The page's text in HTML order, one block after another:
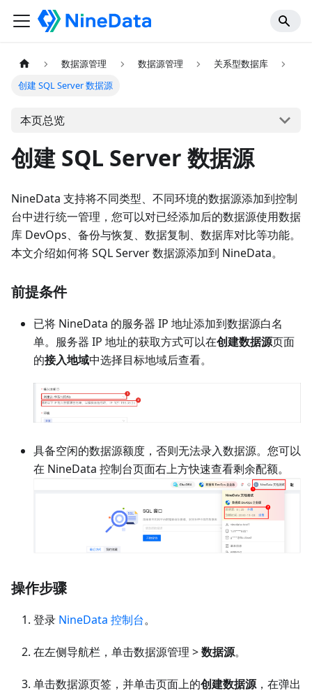
数据源管理 数据源管理
关系型数据库
创建 SQL Server 数据源
本页总览
创建 SQL Server 数据源
NineData 支持将不同类型、不同环境的数据源添加到控制
台中进行统一管理，您可以对已经添加后的数据源使用数据
库 DevOps、备份与恢复、数据复制、数据库对比等功能。
本文介绍如何将 SQL Server 数据源添加到 NineData。
前提条件
已将 NineData 的服务器 IP 地址添加到数据源白名
单。服务器 IP 地址的获取方式可以在创建数据源页面
的接入地域中选择目标地域后查看。
具备空闲的数据源额度，否则无法录入数据源。您可以
在 NineData 控制台页面右上方快速查看剩余配额。
操作步骤
登录 NineData 控制台。
在左侧导航栏，单击数据源管理 >数据源。
单击数据源页签，并单击页面上的创建数据源，在弹出